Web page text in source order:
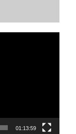
01:13:59